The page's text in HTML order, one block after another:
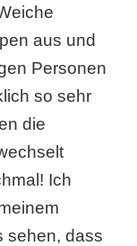
aus und
Personen
so sehr
die
Ich
sehen, dass